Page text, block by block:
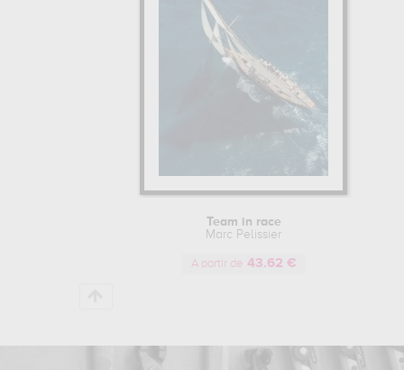
Team in race
Marc Pelissier
A partir de 43.62 €